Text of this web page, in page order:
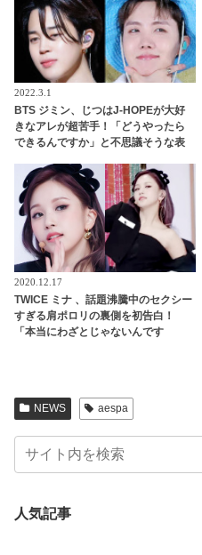
2022.3.1
BTS ジミン、じつはJ-HOPEが大好
きなアレが超苦手！「どうやったら
できるんですか」と不思議そうな表
着なジミンの素朴な疑問にファン大
爆笑
2020.12.17
TWICE ミナ 、話題沸騰中のセクシー
すぎる肩ポロリの裏側を初告白！
「本当にわざとじゃないんです
NEWS aespa
人気記事